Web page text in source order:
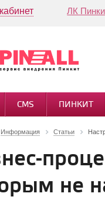
ЛК
CMS ПИНКИТ
Информация Статьи
не